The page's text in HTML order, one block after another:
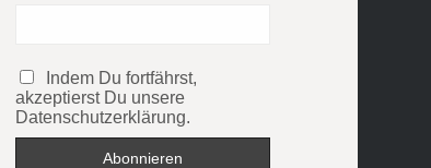
Indem Du fortfährst,
akzeptierst Du unsere
Datenschutzerklärung.